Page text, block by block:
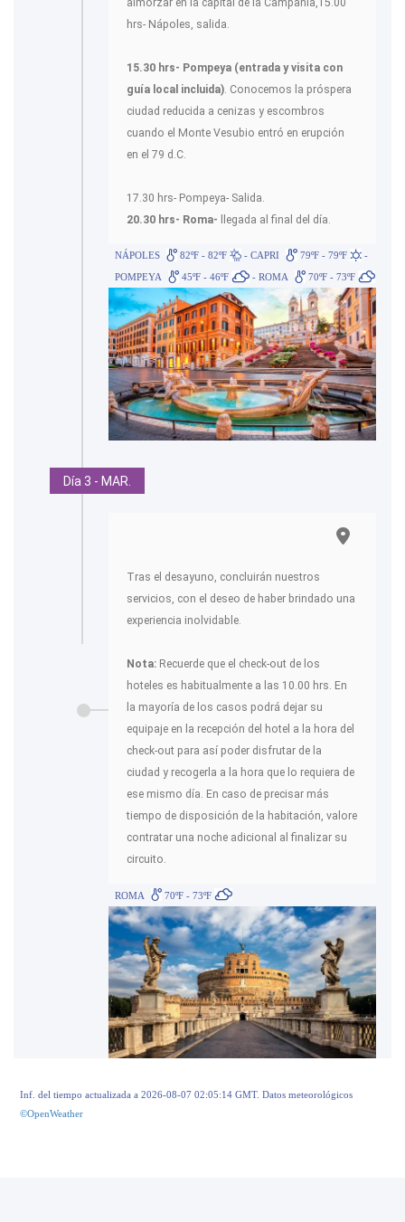
almorzar en la capital de la Campania,15.00
hrs- Nápoles, salida.
15.30 hrs- Pompeya (entrada y visita con
guía local incluida). Conocemos la próspera
ciudad reducida a cenizas y escombros
cuando el Monte Vesubio entró en erupción
en el 79 d.C.
17.30 hrs- Pompeya- Salida.
20.30 hrs- Roma- llegada al final del día.
NÁPOLES 82ºF - 82ºF - CAPRI 79ºF - 79ºF
-
POMPEYA
45ºF - 46ºF - ROMA 70ºF - 73ºF
Día 3 - MAR.
Tras el desayuno, concluirán nuestros
servicios, con el deseo de haber brindado una
experiencia inolvidable.
Nota: Recuerde que el check-out de los
hoteles es habitualmente a las 10.00 hrs. En
la mayoría de los casos podrá dejar su
equipaje en la recepción del hotel a la hora del
check-out para así poder disfrutar de la
ciudad y recogerla a la hora que lo requiera de
ese mismo día. En caso de precisar más
tiempo de disposición de la habitación, valore
contratar una noche adicional al finalizar su
circuito.
ROMA 70ºF - 73ºF
Inf. del tiempo actualizada a 2026-08-07 02:05:14 GMT. Datos meteorológicos
©OpenWeather